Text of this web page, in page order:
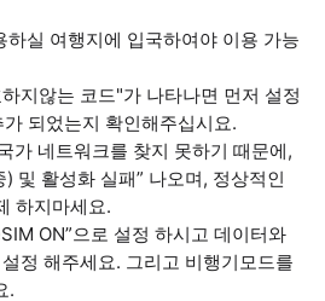
실 여행지에 입국하여야 이용 가능
지않는 코드"가 나타나면 먼저 설정
되었는지 확인해주십시요.
가 네트워크를 찾지 못하기 때문에,
및 활성화 실패” 나오며, 정상적인
하지마세요.
ON”으로 설정 하시고 데이터와
정 해주세요. 그리고 비행기모드를
.